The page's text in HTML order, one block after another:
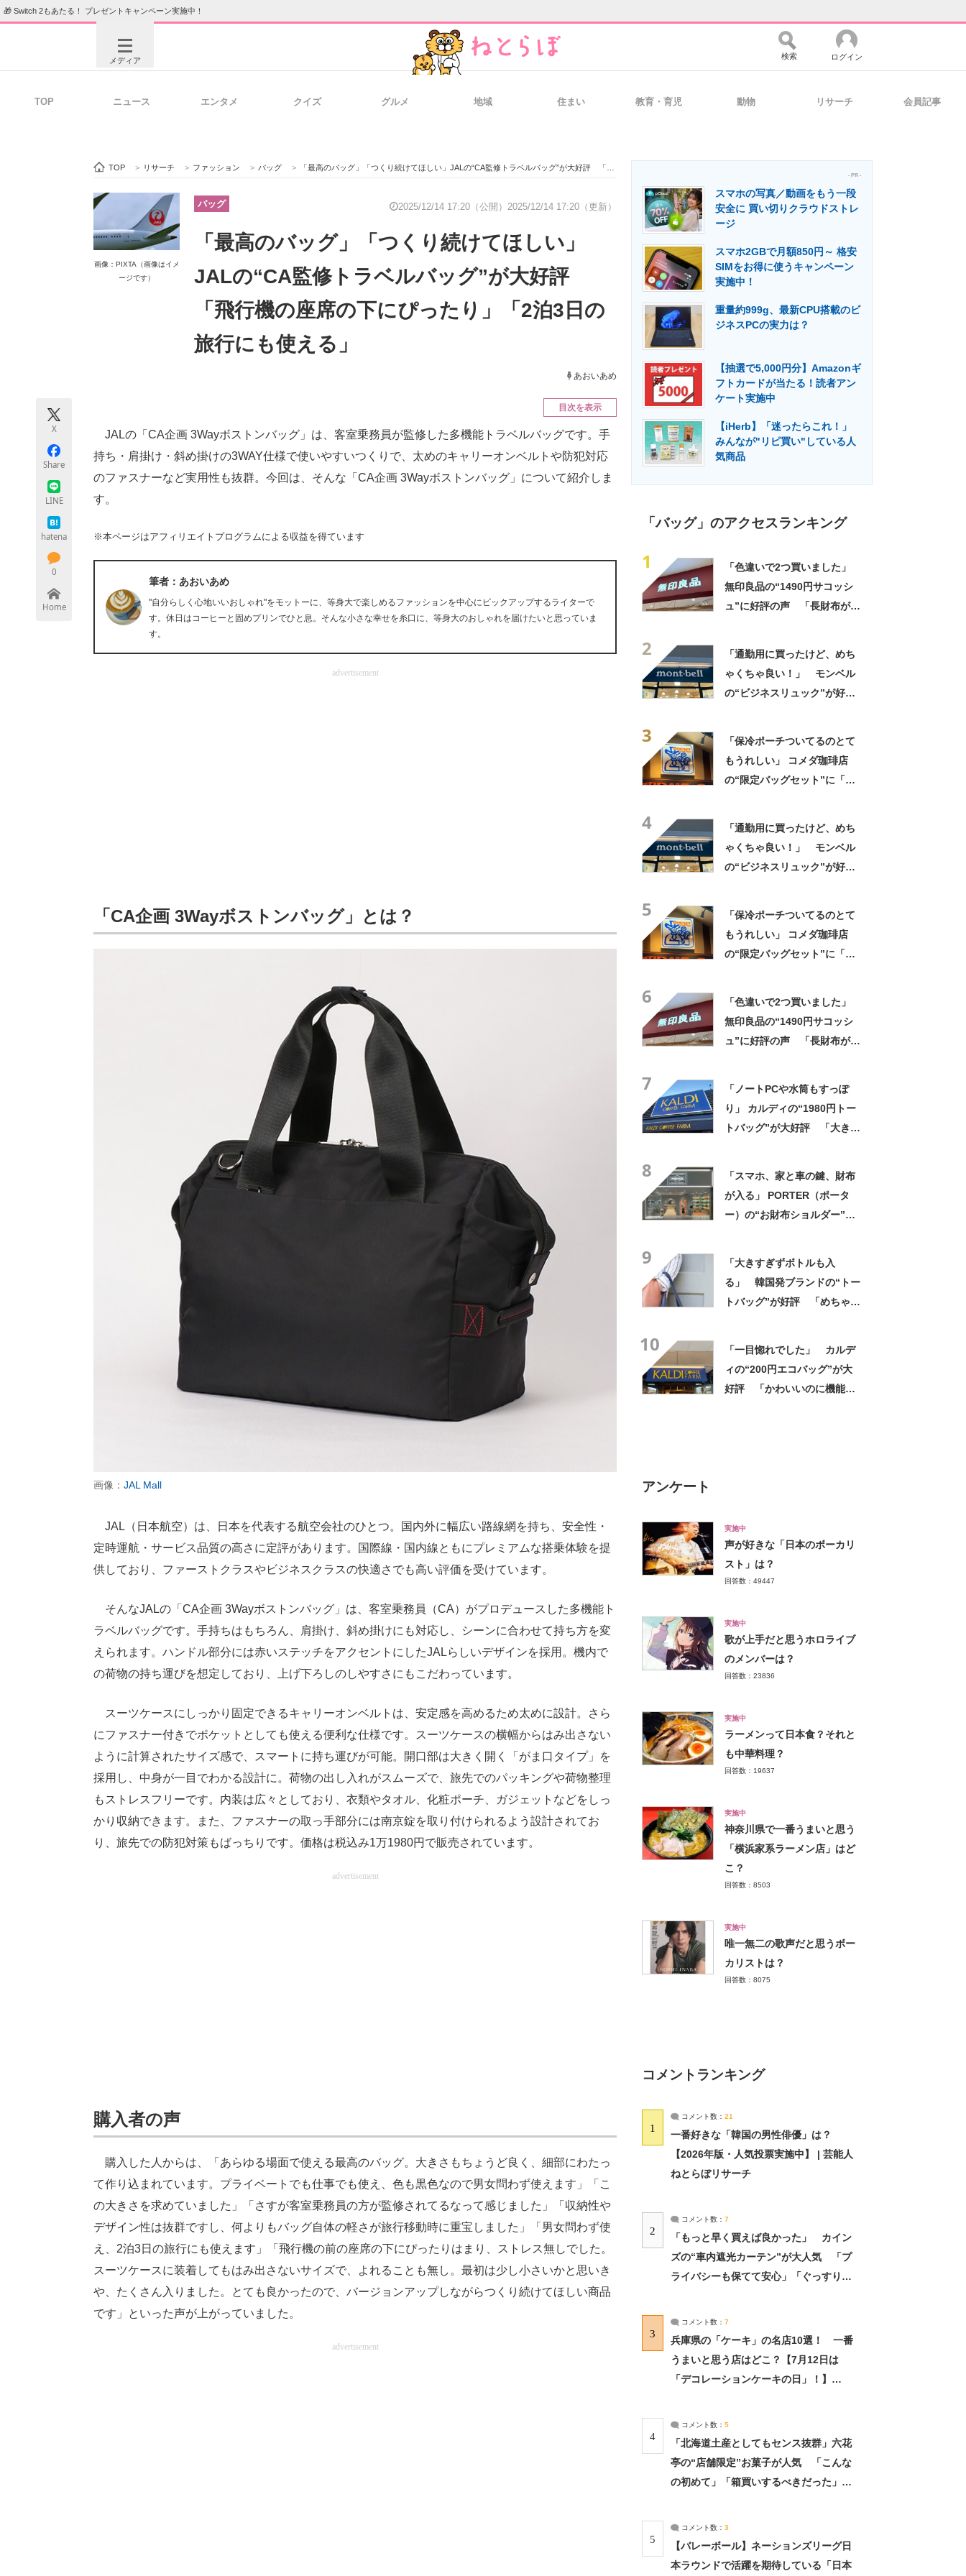
🎁 Switch 2もあたる！ プレゼントキャンペーン実施中！
メディア
ビジネスと働き方のヒント 経営リーダーのコミュニティ マーケ×ITの今がよく分かる
ITエンジニア向け専門サイト IT製品の技術・比較・事例 製造業のIT導入・活用を支援
モノづくり技術者専門サイト エレクトロニクス専門サイト エネルギーの専門メディア 建設×テクノロジーの最前線
検索 ログイン
TOP ニュース エンタメ クイズ グルメ 地域 住まい 教育・育児 動物 リサーチ 会員記事
TOP > リサーチ > ファッション > バッグ > 「最高のバッグ」「つくり続けてほしい」JALの“CA監修トラベルバッグ”が大好評 「飛行機の座席の下にぴったり」「2泊3日の旅行にも使える」
画像：PIXTA（画像はイメ
ージです）
バッグ 2025/12/14 17:20（公開） 2025/12/14 17:20（更新）
「最高のバッグ」「つくり続けてほしい」
JALの“CA監修トラベルバッグ”が大好評
「飛行機の座席の下にぴったり」「2泊3日の
旅行にも使える」
あおいあめ
X
Share
LINE
hatena
0
Home
目次を表示
JALの「CA企画 3Wayボストンバッグ」は、客室乗務員が監修した多機能トラベルバッグです。手
持ち・肩掛け・斜め掛けの3WAY仕様で使いやすいつくりで、太めのキャリーオンベルトや防犯対応
のファスナーなど実用性も抜群。今回は、そんな「CA企画 3Wayボストンバッグ」について紹介しま
す。
※本ページはアフィリエイトプログラムによる収益を得ています
筆者：あおいあめ
"自分らしく心地いいおしゃれ"をモットーに、等身大で楽しめるファッションを中心にピックアップするライターで
す。休日はコーヒーと固めプリンでひと息。そんな小さな幸せを糸口に、等身大のおしゃれを届けたいと思っていま
す。
advertisement
「CA企画 3Wayボストンバッグ」とは？
画像： JAL Mall
JAL（日本航空）は、日本を代表する航空会社のひとつ。国内外に幅広い路線網を持ち、安全性・
定時運航・サービス品質の高さに定評があります。国際線・国内線ともにプレミアムな搭乗体験を提
供しており、ファーストクラスやビジネスクラスの快適さでも高い評価を受けています。
そんなJALの「CA企画 3Wayボストンバッグ」は、客室乗務員（CA）がプロデュースした多機能ト
ラベルバッグです。手持ちはもちろん、肩掛け、斜め掛けにも対応し、シーンに合わせて持ち方を変
えられます。ハンドル部分には赤いステッチをアクセントにしたJALらしいデザインを採用。機内で
の荷物の持ち運びを想定しており、上げ下ろしのしやすさにもこだわっています。
スーツケースにしっかり固定できるキャリーオンベルトは、安定感を高めるため太めに設計。さら
にファスナー付きでポケットとしても使える便利な仕様です。スーツケースの横幅からはみ出さない
ように計算されたサイズ感で、スマートに持ち運びが可能。開口部は大きく開く「がま口タイプ」を
採用し、中身が一目でわかる設計に。荷物の出し入れがスムーズで、旅先でのパッキングや荷物整理
もストレスフリーです。内装は広々としており、衣類やタオル、化粧ポーチ、ガジェットなどをしっ
かり収納できます。また、ファスナーの取っ手部分には南京錠を取り付けられるよう設計されてお
り、旅先での防犯対策もばっちりです。価格は税込み1万1980円で販売されています。
advertisement
購入者の声
購入した人からは、「あらゆる場面で使える最高のバッグ。大きさもちょうど良く、細部にわたっ
て作り込まれています。プライベートでも仕事でも使え、色も黒色なので男女問わず使えます」「こ
の大きさを求めていました」「さすが客室乗務員の方が監修されてるなって感じました」「収納性や
デザイン性は抜群ですし、何よりもバッグ自体の軽さが旅行移動時に重宝しました」「男女問わず使
え、2泊3日の旅行にも使えます」「飛行機の前の座席の下にぴったりはまり、ストレス無しでした。
スーツケースに装着してもはみ出さないサイズで、よれることも無し。最初は少し小さいかと思いき
や、たくさん入りました。とても良かったので、バージョンアップしながらつくり続けてほしい商品
です」といった声が上がっていました。
advertisement
- PR -
スマホの写真／動画をもう一段
安全に 買い切りクラウドストレ
ージ
スマホ2GBで月額850円～ 格安
SIMをお得に使うキャンペーン
実施中！
重量約999g、最新CPU搭載のビ
ジネスPCの実力は？
【抽選で5,000円分】Amazonギ
フトカードが当たる！読者アン
ケート実施中
【iHerb】「迷ったらこれ！」
みんなが"リピ買い"している人
気商品
「バッグ」のアクセスランキング
1
「色違いで2つ買いました」
無印良品の“1490円サコッシ
ュ”に好評の声 「長財布が横
2
「通勤用に買ったけど、めち
ゃくちゃ良い！」 モンベル
の“ビジネスリュック”が好
3
「保冷ポーチついてるのとて
もうれしい」 コメダ珈琲店
の“限定バッグセット”に「ペ
4
「通勤用に買ったけど、めち
ゃくちゃ良い！」 モンベル
の“ビジネスリュック”が好
5
「保冷ポーチついてるのとて
もうれしい」 コメダ珈琲店
の“限定バッグセット”に「ペ
6
「色違いで2つ買いました」
無印良品の“1490円サコッシ
ュ”に好評の声 「長財布が横
7
「ノートPCや水筒もすっぽ
り」 カルディの“1980円トー
トバッグ”が大好評 「大きさ
8
「スマホ、家と車の鍵、財布
が入る」 PORTER（ポータ
ー）の“お財布ショルダー”が
9
「大きすぎずボトルも入
る」 韓国発ブランドの“トー
トバッグ”が好評 「めちゃく
10
「一目惚れでした」 カルデ
ィの“200円エコバッグ”が大
好評 「かわいいのに機能
アンケート
実施中
声が好きな「日本のボーカリ
スト」は？
回答数：49447
実施中
歌が上手だと思うホロライブ
のメンバーは？
回答数：23836
実施中
ラーメンって日本食？それと
も中華料理？
回答数：19637
実施中
神奈川県で一番うまいと思う
「横浜家系ラーメン店」はど
こ？
回答数：8503
実施中
唯一無二の歌声だと思うボー
カリストは？
回答数：8075
コメントランキング
1
コメント数： 21
一番好きな「韓国の男性俳優」は？
【2026年版・人気投票実施中】 | 芸能人
ねとらぼリサーチ
2
コメント数： 7
「もっと早く買えば良かった」 カイン
ズの“車内遮光カーテン”が大人気 「プ
ライバシーも保てて安心」「ぐっすり眠
3
コメント数： 7
兵庫県の「ケーキ」の名店10選！ 一番
うまいと思う店はどこ？【7月12日は
「デコレーションケーキの日」！】
4
コメント数： 5
「北海道土産としてもセンス抜群」六花
亭の“店舗限定”お菓子が人気 「こんな
の初めて」「箱買いするべきだった」
5
コメント数： 3
【バレーボール】ネーションズリーグ日
本ラウンドで活躍を期待している「日本